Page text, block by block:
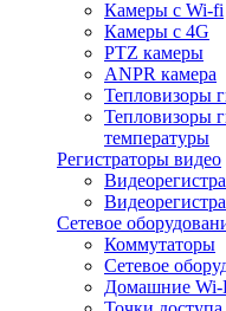
Камеры с Wi-fi
Камеры с 4G
PTZ камеры
ANPR камера
Тепловизоры
Тепловизоры
температуры
Регистраторы видео
Сетевое
Коммутаторы
Сетевое
Домашние Wi-